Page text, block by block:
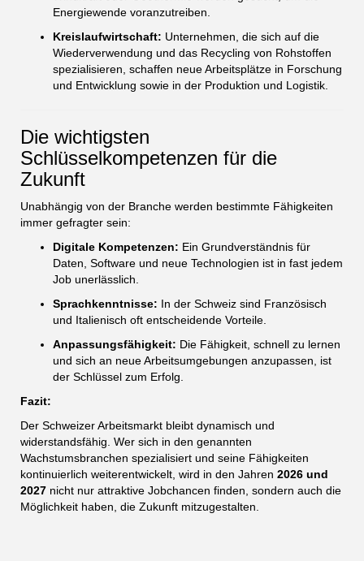
Energiewende voranzutreiben.
Kreislaufwirtschaft: Unternehmen, die sich auf die
Wiederverwendung und das Recycling von Rohstoffen
spezialisieren, schaffen neue Arbeitsplätze in Forschung
und Entwicklung sowie in der Produktion und Logistik.
Die wichtigsten
Schlüsselkompetenzen für die
Zukunft
Unabhängig von der Branche werden bestimmte Fähigkeiten
immer gefragter sein:
Digitale Kompetenzen: Ein Grundverständnis für
Daten, Software und neue Technologien ist in fast jedem
Job unerlässlich.
Sprachkenntnisse: In der Schweiz sind Französisch
und Italienisch oft entscheidende Vorteile.
Anpassungsfähigkeit: Die Fähigkeit, schnell zu lernen
und sich an neue Arbeitsumgebungen anzupassen, ist
der Schlüssel zum Erfolg.
Fazit:
Der Schweizer Arbeitsmarkt bleibt dynamisch und
widerstandsfähig. Wer sich in den genannten
Wachstumsbranchen spezialisiert und seine Fähigkeiten
kontinuierlich weiterentwickelt, wird in den Jahren 2026 und
2027 nicht nur attraktive Jobchancen finden, sondern auch die
Möglichkeit haben, die Zukunft mitzugestalten.